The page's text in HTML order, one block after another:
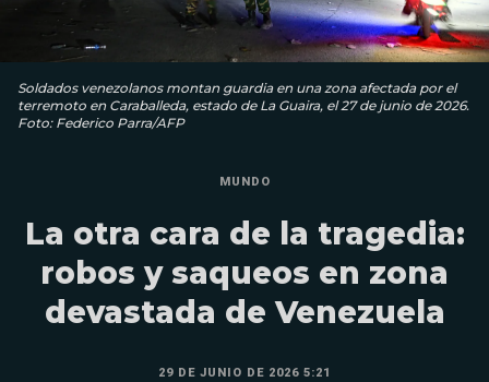
Soldados venezolanos montan guardia en una zona afectada por el
terremoto en Caraballeda, estado de La Guaira, el 27 de junio de 2026.
Foto: Federico Parra/AFP
MUNDO
La otra cara de la tragedia:
robos y saqueos en zona
devastada de Venezuela
29 DE JUNIO DE 2026 5:21